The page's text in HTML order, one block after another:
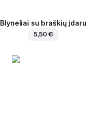
Blyneliai su braškių įdaru
5,50 €